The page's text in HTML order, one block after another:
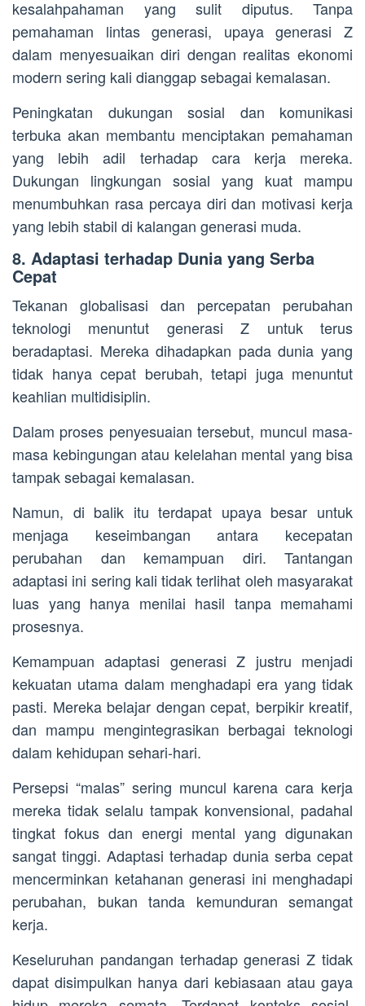
kesalahpahaman yang sulit diputus. Tanpa
pemahaman lintas generasi, upaya generasi Z
dalam menyesuaikan diri dengan realitas ekonomi
modern sering kali dianggap sebagai kemalasan.
Peningkatan dukungan sosial dan komunikasi
terbuka akan membantu menciptakan pemahaman
yang lebih adil terhadap cara kerja mereka.
Dukungan lingkungan sosial yang kuat mampu
menumbuhkan rasa percaya diri dan motivasi kerja
yang lebih stabil di kalangan generasi muda.
8. Adaptasi terhadap Dunia yang Serba
Cepat
Tekanan globalisasi dan percepatan perubahan
teknologi menuntut generasi Z untuk terus
beradaptasi. Mereka dihadapkan pada dunia yang
tidak hanya cepat berubah, tetapi juga menuntut
keahlian multidisiplin.
Dalam proses penyesuaian tersebut, muncul masa-
masa kebingungan atau kelelahan mental yang bisa
tampak sebagai kemalasan.
Namun, di balik itu terdapat upaya besar untuk
menjaga keseimbangan antara kecepatan
perubahan dan kemampuan diri. Tantangan
adaptasi ini sering kali tidak terlihat oleh masyarakat
luas yang hanya menilai hasil tanpa memahami
prosesnya.
Kemampuan adaptasi generasi Z justru menjadi
kekuatan utama dalam menghadapi era yang tidak
pasti. Mereka belajar dengan cepat, berpikir kreatif,
dan mampu mengintegrasikan berbagai teknologi
dalam kehidupan sehari-hari.
Persepsi “malas” sering muncul karena cara kerja
mereka tidak selalu tampak konvensional, padahal
tingkat fokus dan energi mental yang digunakan
sangat tinggi. Adaptasi terhadap dunia serba cepat
mencerminkan ketahanan generasi ini menghadapi
perubahan, bukan tanda kemunduran semangat
kerja.
Keseluruhan pandangan terhadap generasi Z tidak
dapat disimpulkan hanya dari kebiasaan atau gaya